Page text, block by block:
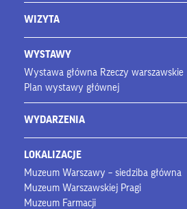
WIZYTA
WYSTAWY
Wystawa główna Rzeczy warszawskie
Plan wystawy głównej
WYDARZENIA
LOKALIZACJE
Muzeum Warszawy – siedziba główna
Muzeum Warszawskiej Pragi
Muzeum Farmacji